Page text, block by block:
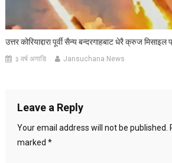
उत्तर कोरियाद्दारा पूर्वी सैन्य बन्दरगाहबाट धेरै क्रुज मिसाइल
३ वर्ष अगाडि Jansuchana News
Leave a Reply
Your email address will not be published.
marked *